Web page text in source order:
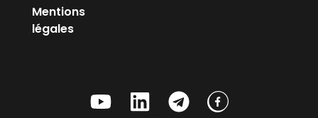
Mentions
légales